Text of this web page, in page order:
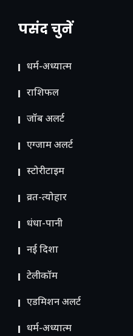
पसंद चुनें
धर्म-अध्यात्म
राशिफल
जॉब अलर्ट
एग्जाम अलर्ट
स्टोरीटाइम
व्रत-त्योहार
धंधा-पानी
नई दिशा
टेलीकॉम
ए​डमिशन अलर्ट
धर्म-अध्यात्म